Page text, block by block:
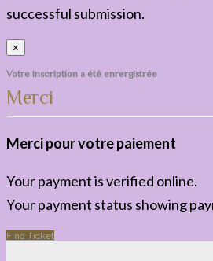
successful submission.
×
Votre inscription a été enrergistrée
Merci
Merci pour votre paiement
Your payment is verified online.
Your payment status showing
Find Ticket